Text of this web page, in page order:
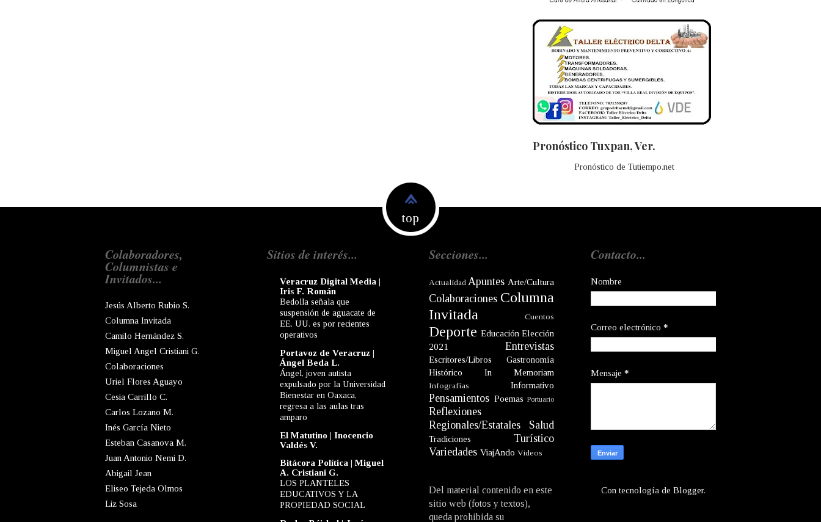
Pronóstico Tuxpan, Ver.
Pronóstico de Tutiempo.net
top
Colaboradores,
Columnistas e
Invitados...
Jesús Alberto Rubio S.
Columna Invitada
Camilo Hernández S.
Miguel Angel Cristiani G.
Colaboraciones
Uriel Flores Aguayo
Cesia Carrillo C.
Carlos Lozano M.
Inés García Nieto
Esteban Casanova M.
Juan Antonio Nemi D.
Abigail Jean
Eliseo Tejeda Olmos
Liz Sosa
Sitios de interés...
Veracruz Digital Media |
Iris F. Román
Bedolla señala que
suspensión de aguacate de
EE. UU. es por recientes
operativos
Portavoz de Veracruz |
Ángel Beda L.
Ángel, joven autista
expulsado por la Universidad
Bienestar en Oaxaca,
regresa a las aulas tras
amparo
El Matutino | Inocencio
Valdés V.
Bitácora Política | Miguel
A. Cristiani G.
LOS PLANTELES
EDUCATIVOS Y LA
PROPIEDAD SOCIAL
Secciones...
Actualidad Apuntes Arte/Cultura
Colaboraciones Columna
Invitada
Cuentos
Deporte Educación Elección
2021
Entrevistas
Escritores/Libros
Gastronomía
Histórico
In Memoriam
Infografías Informativo
Pensamientos Poemas Portuario
Reflexiones
Regionales/Estatales
Salud
Tradiciones
Turístico
Variedades ViajAndo Videos
Del material contenido en este
sitio web (fotos y textos),
queda prohibida su
Contacto...
Nombre
Correo electrónico *
Mensaje *
Con tecnología de Blogger.